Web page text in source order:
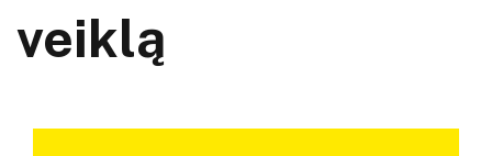
veiklą